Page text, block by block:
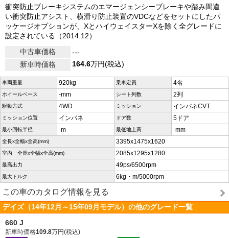
衝突防止ブレーキシステムのエマージェンシーブレーキや踏み間違
い衝突防止アシスト、横滑り防止装置のVDCなどをセットにしたパ
ッケージオプションが、XとハイウェイスターXを除く全グレードに
設定されている（2014.12）
中古車価格
---
新車時価格
164.6万円(税込)
車両重量 920kg 乗車定員 4名
ホイールベース -mm シート列数 2列
駆動方式 4WD ミッション インパネCVT
ミッション位置 インパネ ドア数 5ドア
最小回転半径 -m 最低地上高 -mm
全長x全幅x全高(mm) 3395x1475x1620
室内 全長x全幅x全高(mm) 2085x1295x1280
最高出力 49ps/6500rpm
最大トルク 6kg・m/5000rpm
この車のカタログ情報を見る
デイズ（14年12月～15年09月モデル）の他のグレード一覧
660 J
新車時価格109.8万円(税込)